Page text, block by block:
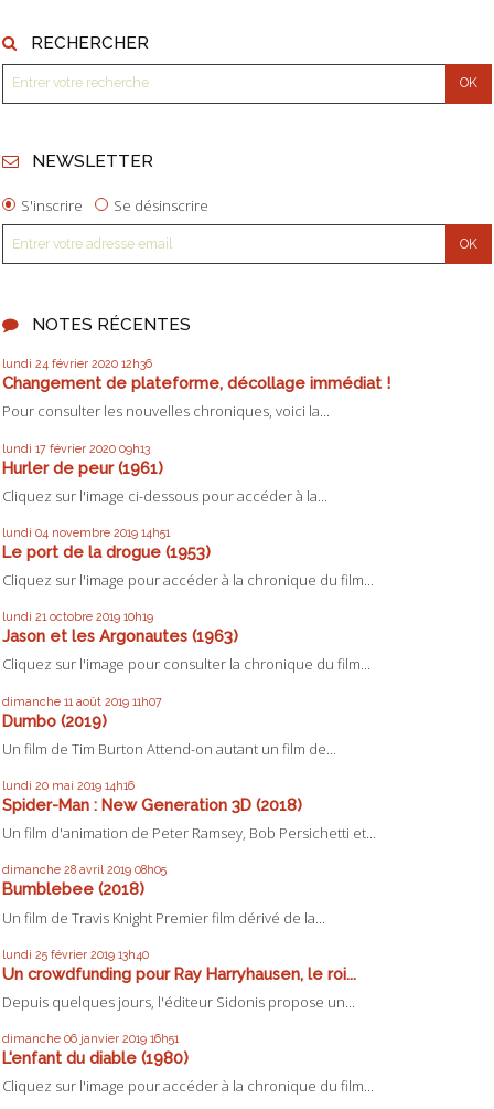
RECHERCHER
NEWSLETTER
S'inscrire Se désinscrire
NOTES RÉCENTES
lundi 24 février 2020 12h36
Changement de plateforme, décollage immédiat !
Pour consulter les nouvelles chroniques, voici la...
lundi 17 février 2020 09h13
Hurler de peur (1961)
Cliquez sur l'image ci-dessous pour accéder à la...
lundi 04 novembre 2019 14h51
Le port de la drogue (1953)
Cliquez sur l'image pour accéder à la chronique du film...
lundi 21 octobre 2019 10h19
Jason et les Argonautes (1963)
Cliquez sur l'image pour consulter la chronique du film...
dimanche 11 août 2019 11h07
Dumbo (2019)
Un film de Tim Burton Attend-on autant un film de...
lundi 20 mai 2019 14h16
Spider-Man : New Generation 3D (2018)
Un film d'animation de Peter Ramsey, Bob Persichetti et...
dimanche 28 avril 2019 08h05
Bumblebee (2018)
Un film de Travis Knight Premier film dérivé de la...
lundi 25 février 2019 13h40
Un crowdfunding pour Ray Harryhausen, le roi...
Depuis quelques jours, l'éditeur Sidonis propose un...
dimanche 06 janvier 2019 16h51
L'enfant du diable (1980)
Cliquez sur l'image pour accéder à la chronique du film...